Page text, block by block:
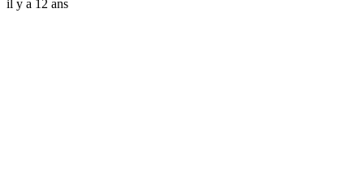
il y a 12 ans